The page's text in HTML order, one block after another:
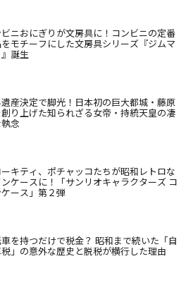
ビニおにぎりが文房具に！コンビニの定番
モチーフにした文房具シリーズ『ジムマ
誕生
産決定で脚光！日本初の巨大都城・藤原
り上げた知られざる女帝・持統天皇の凄
念
キティ、ポチャッコたちが昭和レトロな
ンケースに！「サンリオキャラクターズ コ
ース」第２弾
を持つだけで税金？ 昭和まで続いた「自
」の意外な歴史と脱税が横行した理由